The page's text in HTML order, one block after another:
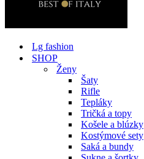
Lg fashion
SHOP
Ženy
Šaty
Rifle
Tepláky
Tričká a topy
Košele a blúzky
Kostýmové sety
Saká a bundy